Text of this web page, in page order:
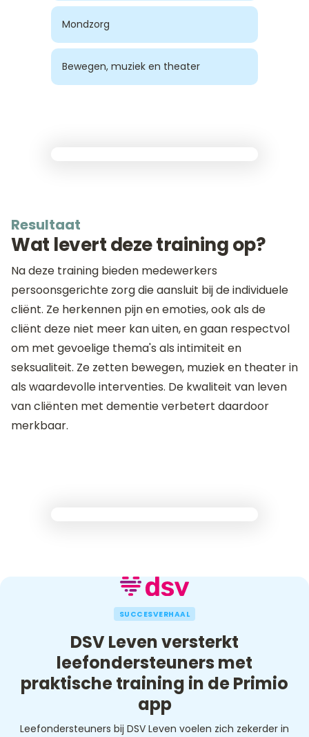
Mondzorg
Bewegen, muziek en theater
Resultaat
Wat levert deze training op?
Na deze training bieden medewerkers
persoonsgerichte zorg die aansluit bij de individuele
cliënt. Ze herkennen pijn en emoties, ook als de
cliënt deze niet meer kan uiten, en gaan respectvol
om met gevoelige thema's als intimiteit en
seksualiteit. Ze zetten bewegen, muziek en theater in
als waardevolle interventies. De kwaliteit van leven
van cliënten met dementie verbetert daardoor
merkbaar.
SUCCESVERHAAL
DSV Leven versterkt
leefondersteuners met
praktische training in de Primio
app
Leefondersteuners bij DSV Leven voelen zich zekerder in